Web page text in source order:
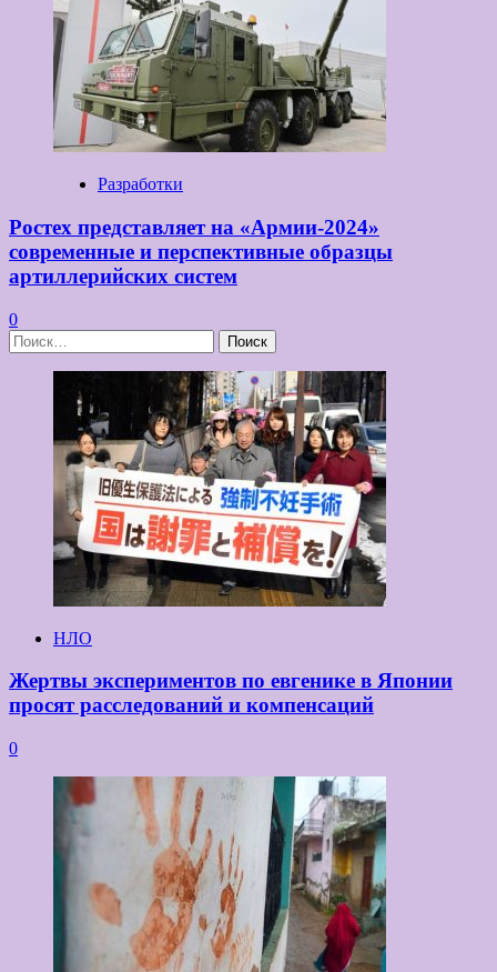
Разработки
Ростех представляет на «Армии-2024»
современные и перспективные образцы
артиллерийских систем
0
Найти:
НЛО
Жертвы экспериментов по евгенике в Японии
просят расследований и компенсаций
0